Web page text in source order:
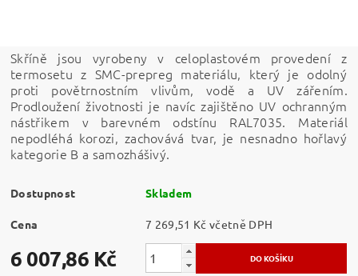
Skříně jsou vyrobeny v celoplastovém provedení z
termosetu z SMC-prepreg materiálu, který je odolný
proti povětrnostním vlivům, vodě a UV zářením.
Prodloužení životnosti je navíc zajištěno UV ochranným
nástřikem v barevném odstínu RAL7035. Materiál
nepodléhá korozi, zachovává tvar, je nesnadno hořlavý
kategorie B a samozhášivý.
Dostupnost Skladem
Cena 7 269,51 Kč včetně DPH
6 007,86 Kč